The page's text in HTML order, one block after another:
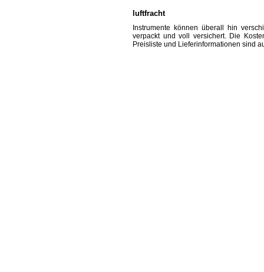
luftfracht
Instrumente können überall hin
verpackt und voll versichert. Die
Preisliste und Lieferinformationen sind